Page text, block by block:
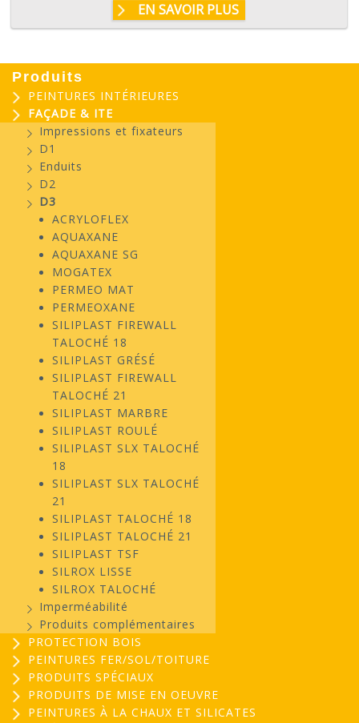
EN SAVOIR PLUS
Produits
PEINTURES INTÉRIEURES
FAÇADE & ITE
Impressions et fixateurs
D1
Enduits
D2
D3
ACRYLOFLEX
AQUAXANE
AQUAXANE SG
MOGATEX
PERMEO MAT
PERMEOXANE
SILIPLAST FIREWALL
TALOCHÉ 18
SILIPLAST GRÉSÉ
SILIPLAST FIREWALL
TALOCHÉ 21
SILIPLAST MARBRE
SILIPLAST ROULÉ
SILIPLAST SLX TALOCHÉ
18
SILIPLAST SLX TALOCHÉ
21
SILIPLAST TALOCHÉ 18
SILIPLAST TALOCHÉ 21
SILIPLAST TSF
SILROX LISSE
SILROX TALOCHÉ
Imperméabilité
Produits complémentaires
PROTECTION BOIS
PEINTURES FER/SOL/TOITURE
PRODUITS SPÉCIAUX
PRODUITS DE MISE EN OEUVRE
PEINTURES À LA CHAUX ET SILICATES